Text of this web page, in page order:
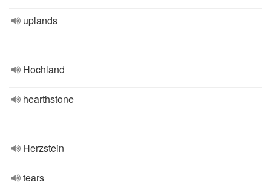
uplands
Hochland
hearthstone
Herzstein
tears